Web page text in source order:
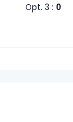
Opt. 3 : 0